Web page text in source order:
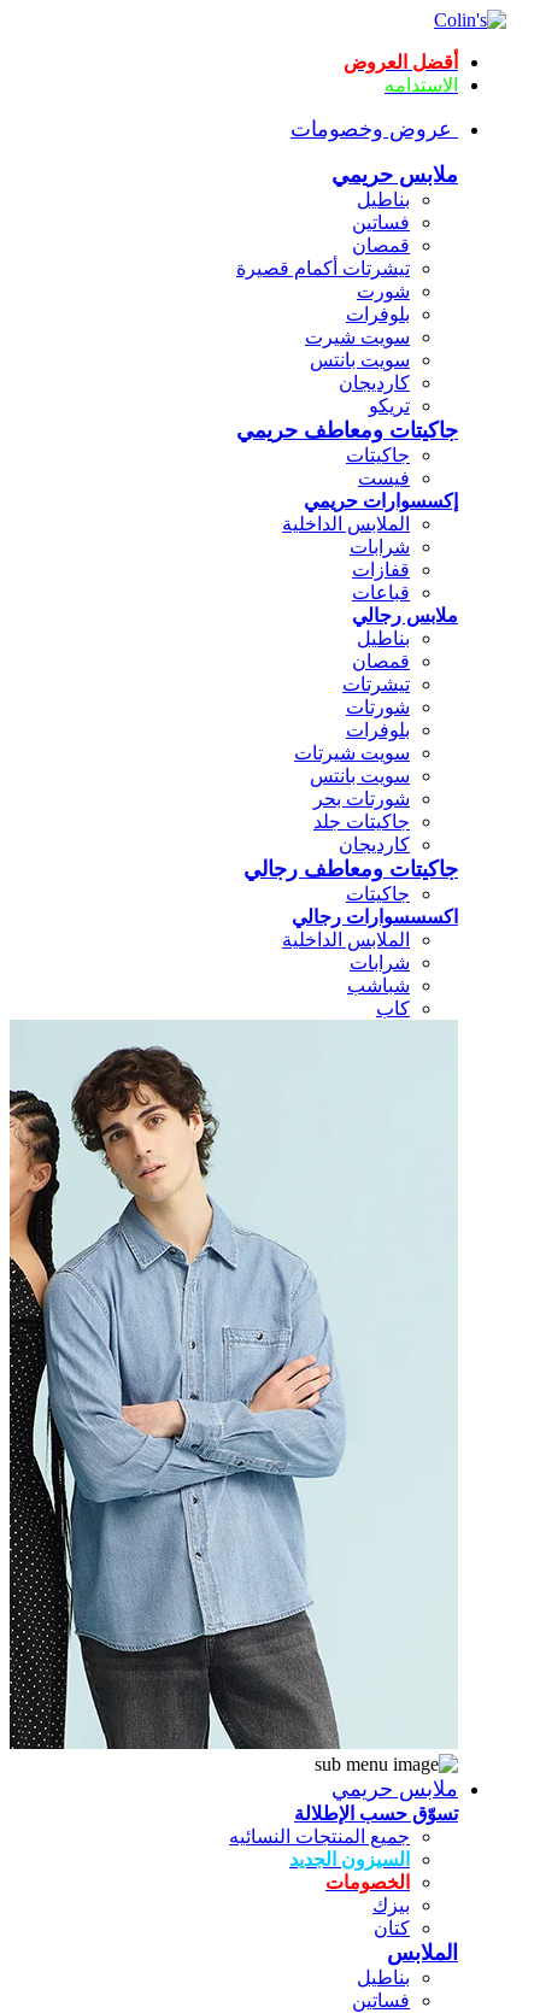
أقضل العروض
الاستدامه
عروض وخصومات
ملابس حريمي
بناطيل
فساتين
قمصان
تيشرتات أكمام قصيرة
شورت
بلوفرات
سويت شيرت
سويت بانتس
كارديجان
تريكو
جاكيتات ومعاطف حريمي
جاكيتات
فيست
إكسسوارات حريمي
الملابس الداخلية
شرابات
قفازات
قباعات
ملابس رجالي
بناطيل
قمصان
تيشرتات
شورتات
بلوفرات
سويت شيرتات
سويت بانتس
شورتات بحر
جاكيتات جلد
كارديجان
جاكيتات ومعاطف رجالي
جاكيتات
اكسسسوارات رجالي
الملابس الداخلية
شرابات
شباشب
كاب
ملابس حريمي
تسوّق حسب الإطلالة
جميع المنتجات النسائيه
السيزون الجديد
الخصومات
بيزك
كتان
الملابس
بناطيل
فساتين